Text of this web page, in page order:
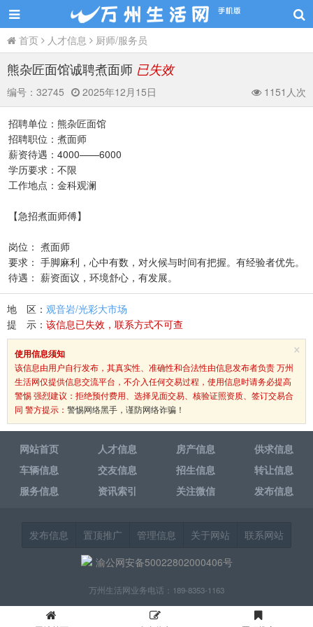
首页 人才信息 厨师/服务员
熊杂匠面馆诚聘煮面师 已失效
编号： 32745 2025年12月15日 1151人次
招聘单位：熊杂匠面馆
招聘职位：煮面师
薪资待遇：4000——6000
学历要求：不限
工作地点：金科观澜
【急招煮面师傅】
岗位： 煮面师
要求： 手脚麻利，心中有数，对火候与时间有把握。有经验者优先。
待遇： 薪资面议，环境舒心，有发展。
地 区： 观音岩/光彩大市场
提 示： 该信息已失效，联系方式不可查
×
使用信息须知
该信息由用户自行发布，其真实性、准确性和合法性由信息发布者负责 万州
生活网仅提供信息交流平台，不介入任何交易过程，使用信息时请务必提高
警惕 强烈建议：拒绝预付费用、选择见面交易、核验证照资质、签订交易合
同 警方提示： 警惕网络黑手，谨防网络诈骗！
网站首页 人才信息 房产信息
供求信息
车辆信息
交友信息 招生信息
转让信息
服务信息
资讯索引 关注微信 发布信息
发布信息 置顶推广 管理信息 关于网站
联系网站
渝公网安备50022802000406号
万州生活网业务电话：189-8353-1163